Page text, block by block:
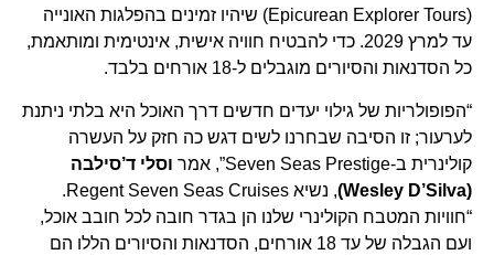
(Epicurean Explorer Tours) שיהיו זמינים בהפלגות האונייה
עד למרץ 2029. כדי להבטיח חוויה אישית, אינטימית ומותאמת,
כל הסדנאות והסיורים מוגבלים ל-18 אורחים בלבד.
“הפופולריות של גילוי יעדים חדשים דרך האוכל היא בלתי ניתנת
לערעור; זו הסיבה שבחרנו לשים דגש כה חזק על העשרה
קולינרית ב-Seven Seas Prestige”, אמר
וסלי ד’סילבה
(Wesley D’Silva)
, נשיא Regent Seven Seas Cruises.
“חוויות המטבח הקולינרי שלנו הן בגדר חובה לכל חובב אוכל,
ועם הגבלה של עד 18 אורחים, הסדנאות והסיורים הללו הם